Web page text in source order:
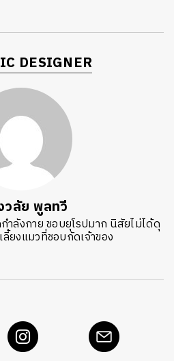
DESIGNER
วลัย พูลทวี
ลังกาย ชอบยุโรปมาก นิสัยไม่ได้ดุ
ยงแมวที่ชอบกัดเจ้าของ